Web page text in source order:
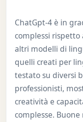
ChatGpt-4 è in
complessi
altri modelli di
quelli creati per
testato su diversi
professionisti,
creatività e
complesse.